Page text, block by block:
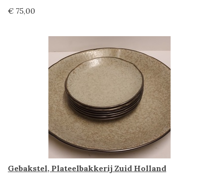
€ 75,00
Gebakstel, Plateelbakkerij Zuid Holland